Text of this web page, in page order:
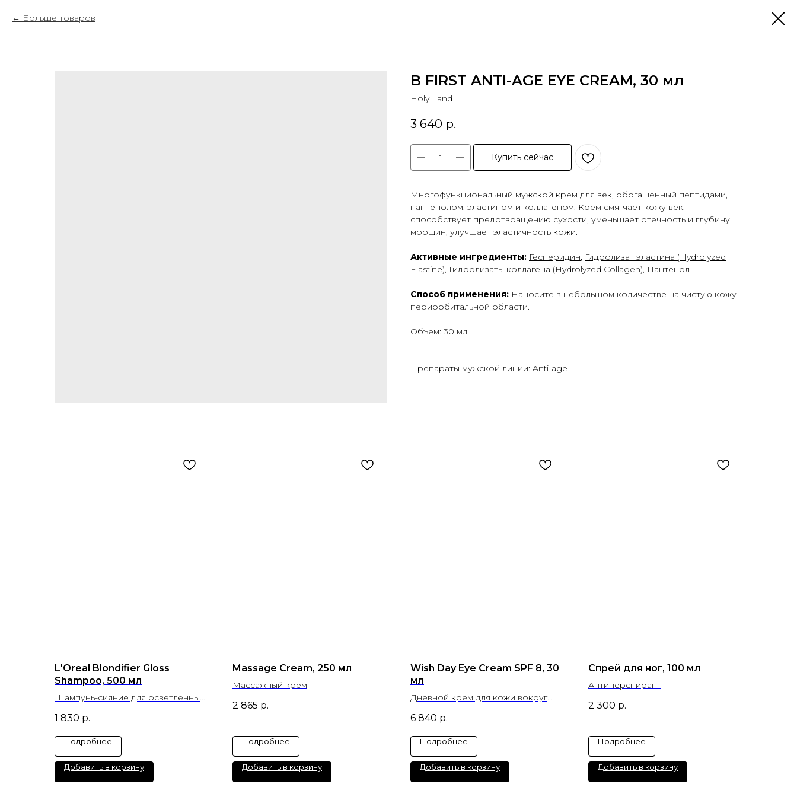
Больше товаров
B FIRST ANTI-AGE EYE CREAM, 30 мл
Holy Land
3 640 р.
Купить сейчас
Многофункциональный мужской крем для век, обогащенный пептидами,
пантенолом, эластином и коллагеном. Крем смягчает кожу век,
способствует предотвращению сухости, уменьшает отечность и глубину
морщин, улучшает эластичность кожи.
Активные ингредиенты: Гесперидин, Гидролизат эластина (Hydrolyzed
Elastine), Гидролизаты коллагена (Hydrolyzed Collagen), Пантенол
Способ применения: Наносите в небольшом количестве на чистую кожу
периорбитальной области.
Объем: 30 мл.
Препараты мужской линии: Anti-age
L'Oreal Blondifier Gloss
Shampoo, 500 мл
Шампунь-сияние для осветленных
1 830 р.
Подробнее
Добавить в корзину
Massage Cream, 250 мл
Массажный крем
2 865 р.
Подробнее
Добавить в корзину
Wish Day Eye Cream SPF 8, 30
мл
Дневной крем для кожи вокруг
6 840 р.
Подробнее
Добавить в корзину
Спрей для ног, 100 мл
Антиперспирант
2 300 р.
Подробнее
Добавить в корзину